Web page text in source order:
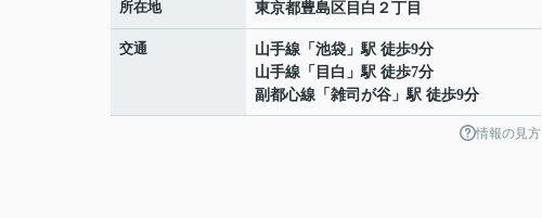
所在地 東京都豊島区 目白 ２丁目
交通 山手線 「 池袋 」駅 徒歩9分
山手線 「 目白 」駅 徒歩7分
副都心線 「 雑司が谷 」駅 徒歩9分
情報の見方